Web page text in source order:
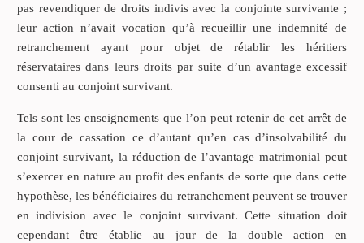
pas revendiquer de droits indivis avec la conjointe survivante ;
leur action n’avait vocation qu’à recueillir une indemnité de
retranchement ayant pour objet de rétablir les héritiers
réservataires dans leurs droits par suite d’un avantage excessif
consenti au conjoint survivant.
Tels sont les enseignements que l’on peut retenir de cet arrêt de
la cour de cassation ce d’autant qu’en cas d’insolvabilité du
conjoint survivant, la réduction de l’avantage matrimonial peut
s’exercer en nature au profit des enfants de sorte que dans cette
hypothèse, les bénéficiaires du retranchement peuvent se trouver
en indivision avec le conjoint survivant. Cette situation doit
cependant être établie au jour de la double action en